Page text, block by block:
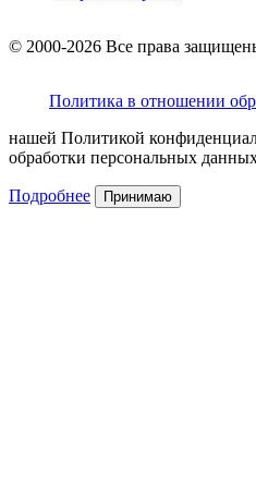
© 2000-2026 Все права
Политика в отношении
нашей Политикой
обработки персональных
Подробнее Принимаю